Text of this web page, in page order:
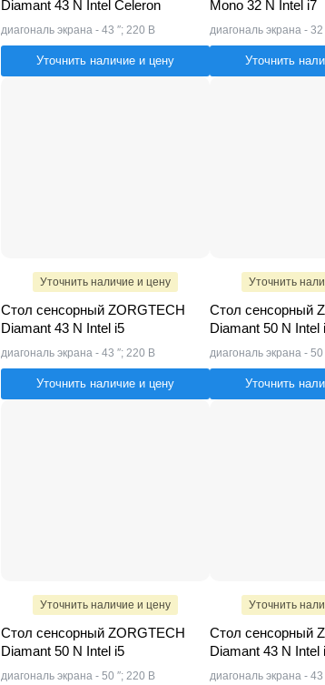
Diamant 43 N Intel Celeron
диагональ экрана - 43 ″; 220 В
Уточнить наличие и цену
Mono 32 N Intel i7
диагональ экрана -
Уточнить
Уточнить наличие и цену
Стол сенсорный ZORGTECH
Diamant 43 N Intel i5
диагональ экрана - 43 ″; 220 В
Уточнить наличие и цену
Уточнить
Стол сенсорный
Diamant 50 N Intel
диагональ экрана -
Уточнить
Уточнить наличие и цену
Стол сенсорный ZORGTECH
Diamant 50 N Intel i5
диагональ экрана - 50 ″; 220 В
Уточнить
Стол сенсорный
Diamant 43 N Intel
диагональ экрана -